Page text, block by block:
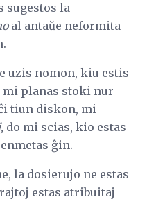
sugestos la
al antaŭe neformita
uzis nomon, kiu estis
mi planas stoki nur
tiun diskon, mi
do mi scias, kio estas
ĝin.
la dosierujo ne estas
estas atribuitaj